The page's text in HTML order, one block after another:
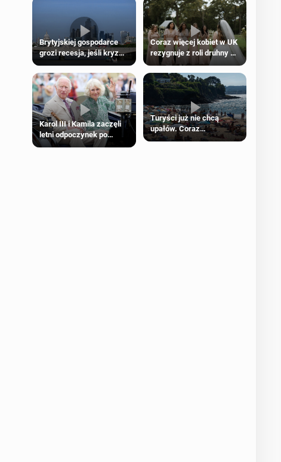
Brytyjskiej gospodarce
grozi recesja, jeśli kryzys
na Bliskim Wschodzie się
przedłuży
Coraz więcej kobiet w UK
rezygnuje z roli druhny na
ślubie
Karol III i Kamila zaczęli
letni odpoczynek po
Igrzyskach Wspólnoty w
Turyści już nie chcą
upałów. Coraz
popularniejsze